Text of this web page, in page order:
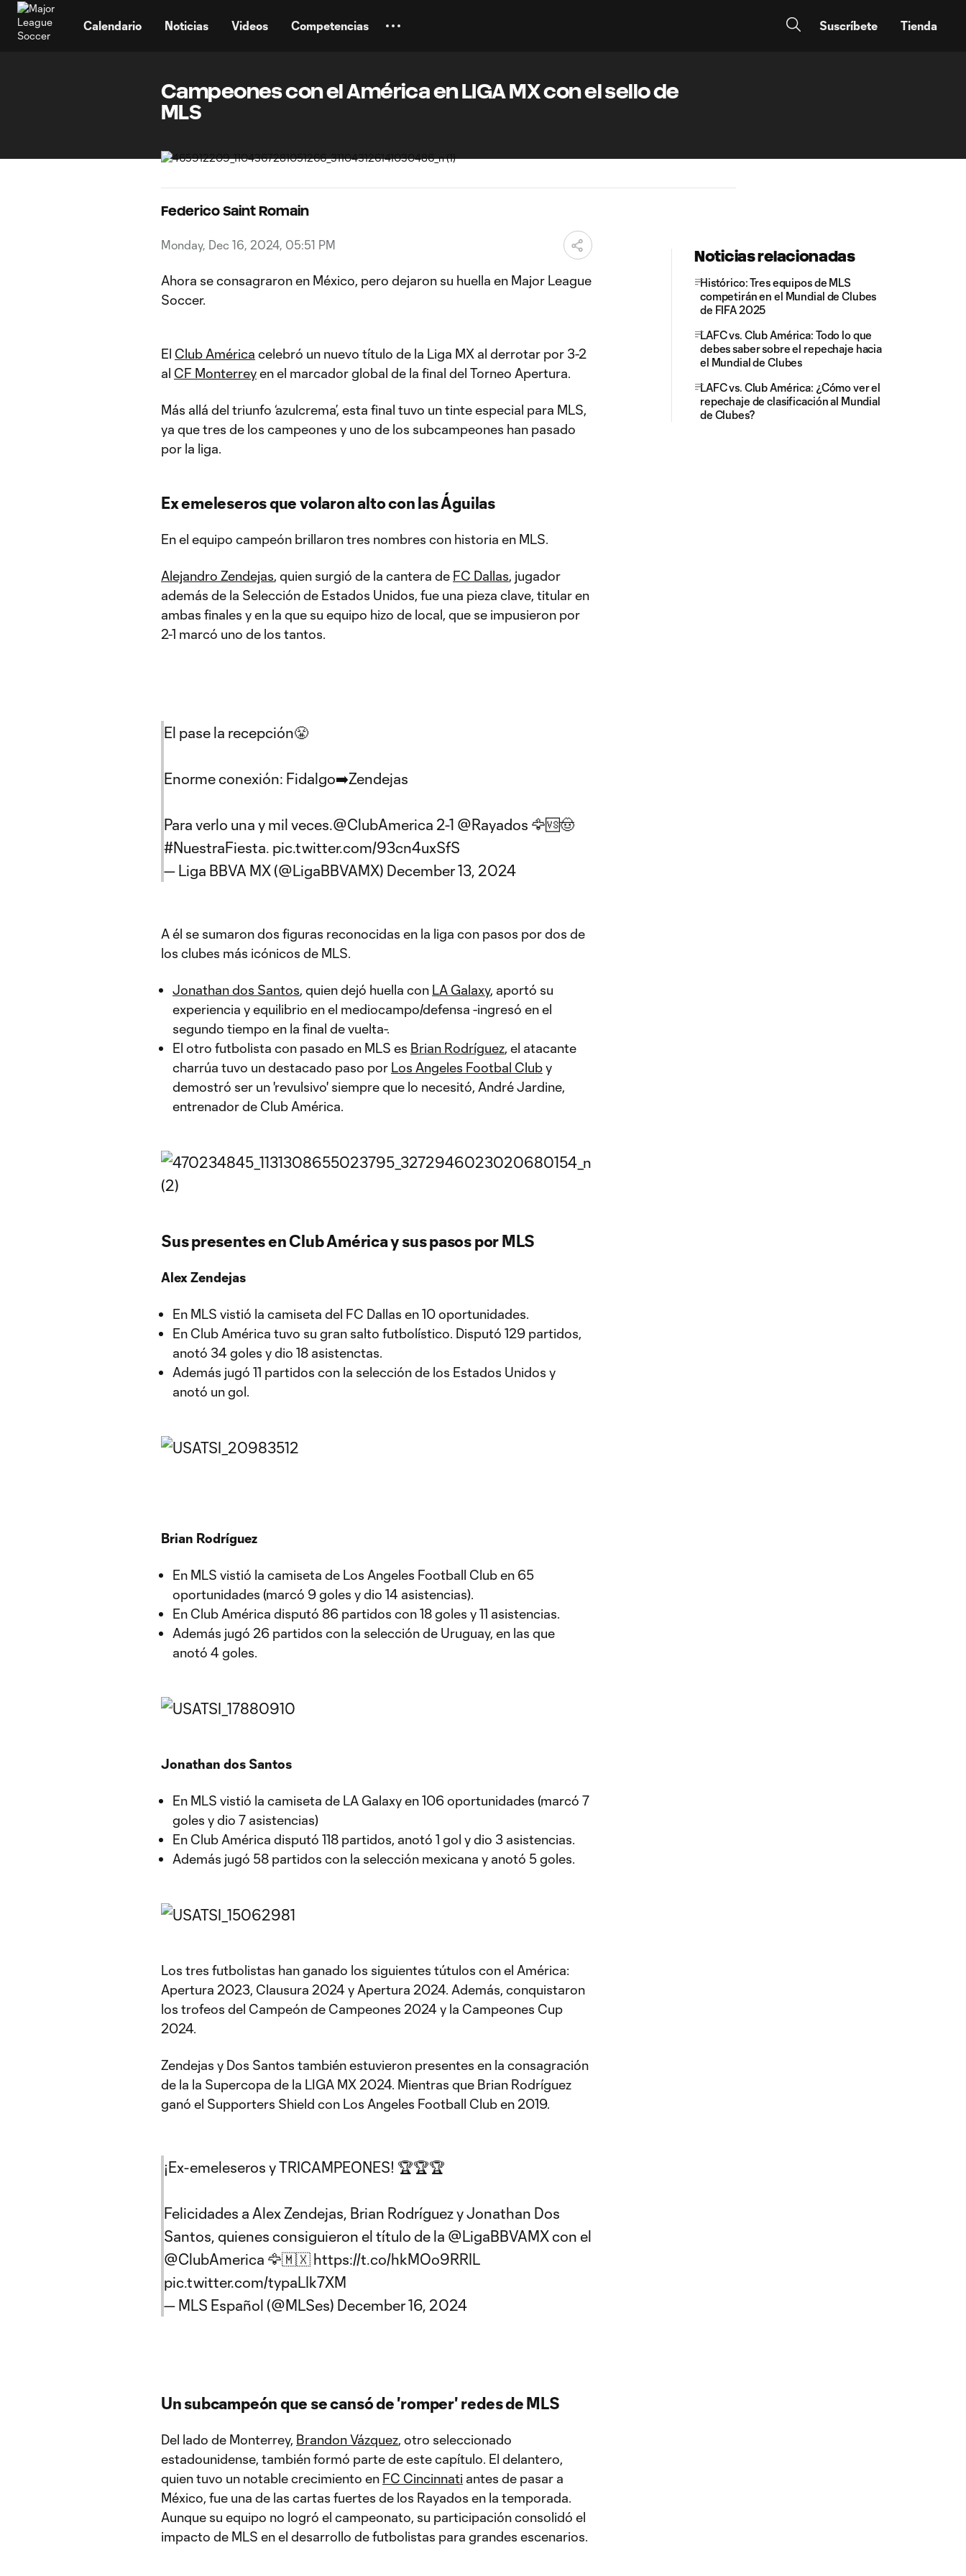
Calendario Noticias Videos Competencias Suscríbete Tienda
Campeones con el América en LIGA MX con el sello de
MLS
Federico Saint Romain
Monday, Dec 16, 2024, 05:51 PM
Ahora se consagraron en México, pero dejaron su huella en Major League
Soccer.
El Club América celebró un nuevo título de la Liga MX al derrotar por 3-2
al CF Monterreyen el marcador global de la final del Torneo Apertura.
Más allá del triunfo ‘azulcrema’, esta final tuvo un tinte especial para MLS,
ya que tres de los campeones y uno de los subcampeones han pasado
por la liga.
Ex emeleseros que volaron alto con las Águilas
En el equipo campeón brillaron tres nombres con historia en MLS.
Alejandro Zendejas, quien surgió de la cantera de FC Dallas, jugador
además de la Selección de Estados Unidos, fue una pieza clave, titular en
ambas finales y en la que su equipo hizo de local, que se impusieron por
2-1 marcó uno de los tantos.
El pase la recepción😤
Enorme conexión: Fidalgo➡️Zendejas
Para verlo una y mil veces.@ClubAmerica 2-1 @Rayados 🦅🆚🤠
#NuestraFiesta. pic.twitter.com/93cn4uxSfS
— Liga BBVA MX (@LigaBBVAMX) December 13, 2024
A él se sumaron dos figuras reconocidas en la liga con pasos por dos de
los clubes más icónicos de MLS.
Jonathan dos Santos, quien dejó huella con LA Galaxy, aportó su
experiencia y equilibrio en el mediocampo/defensa -ingresó en el
segundo tiempo en la final de vuelta-.
El otro futbolista con pasado en MLS es Brian Rodríguez, el atacante
charrúa tuvo un destacado paso por Los Angeles Footbal Cluby
demostró ser un 'revulsivo' siempre que lo necesitó, André Jardine,
entrenador de Club América.
Sus presentes en Club América y sus pasos por MLS
Alex Zendejas
En MLS vistió la camiseta del FC Dallas en 10 oportunidades.
En Club América tuvo su gran salto futbolístico. Disputó 129 partidos,
anotó 34 goles y dio 18 asistenctas.
Además jugó 11 partidos con la selección de los Estados Unidos y
anotó un gol.
Brian Rodríguez
En MLS vistió la camiseta de Los Angeles Football Club en 65
oportunidades (marcó 9 goles y dio 14 asistencias).
En Club América disputó 86 partidos con 18 goles y 11 asistencias.
Además jugó 26 partidos con la selección de Uruguay, en las que
anotó 4 goles.
Jonathan dos Santos
En MLS vistió la camiseta de LA Galaxy en 106 oportunidades (marcó 7
goles y dio 7 asistencias)
En Club América disputó 118 partidos, anotó 1 gol y dio 3 asistencias.
Además jugó 58 partidos con la selección mexicana y anotó 5 goles.
Los tres futbolistas han ganado los siguientes tútulos con el América:
Apertura 2023, Clausura 2024 y Apertura 2024. Además, conquistaron
los trofeos del Campeón de Campeones 2024 y la Campeones Cup
2024.
Zendejas y Dos Santos también estuvieron presentes en la consagración
de la la Supercopa de la LIGA MX 2024. Mientras que Brian Rodríguez
ganó el Supporters Shield con Los Angeles Football Club en 2019.
¡Ex-emeleseros y TRICAMPEONES! 🏆🏆🏆
Felicidades a Alex Zendejas, Brian Rodríguez y Jonathan Dos
Santos, quienes consiguieron el título de la @LigaBBVAMX con el
@ClubAmerica 🦅🇲🇽 https://t.co/hkMOo9RRIL
pic.twitter.com/typaLIk7XM
— MLS Español (@MLSes) December 16, 2024
Un subcampeón que se cansó de 'romper' redes de MLS
Del lado de Monterrey, Brandon Vázquez, otro seleccionado
estadounidense, también formó parte de este capítulo. El delantero,
quien tuvo un notable crecimiento en FC Cincinnati antes de pasar a
México, fue una de las cartas fuertes de los Rayados en la temporada.
Aunque su equipo no logró el campeonato, su participación consolidó el
impacto de MLS en el desarrollo de futbolistas para grandes escenarios.
Noticias relacionadas
Histórico: Tres equipos de MLS
competirán en el Mundial de Clubes
de FIFA 2025
LAFC vs. Club América: Todo lo que
debes saber sobre el repechaje hacia
el Mundial de Clubes
LAFC vs. Club América: ¿Cómo ver el
repechaje de clasificación al Mundial
de Clubes?